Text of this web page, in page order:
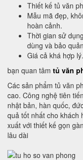
Thiết kế tủ văn
Mẫu mã đẹp,
hoàn cảnh.
Thời gian sử
dùng và bảo
Giá cả khá hợp lý.
bạn quan tâm tủ văn
Các sản phẩm tủ văn
cao. Công nghệ tiên
nhật bản, hàn quốc,
quả tốt nhất cho khách
xuất với thiết kế gọn
lâu dài